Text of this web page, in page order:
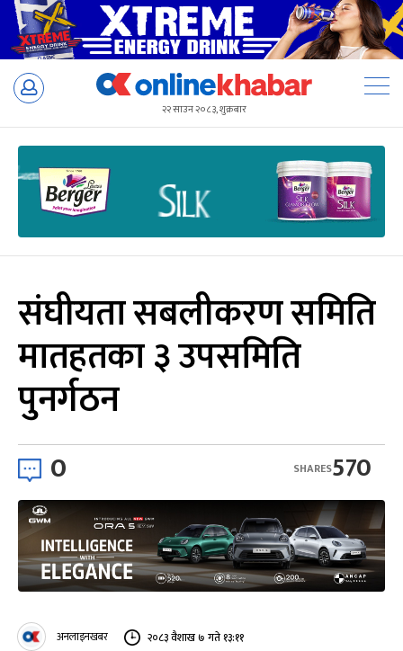
Skip
२२ साउन २०८३, शुक्रबार
संघीयता सबलीकरण समिति
मातहतका ३ उपसमिति
पुनर्गठन
0 570
SHARES
अनलाइनखबर २०८३ वैशाख ७ गते १३:११